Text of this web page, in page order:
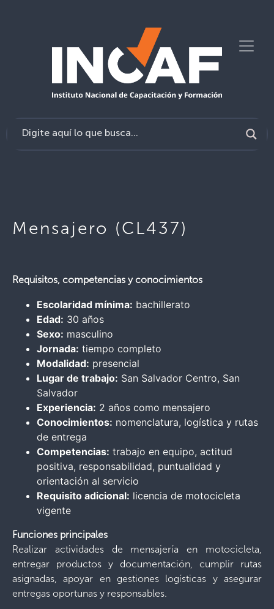
Mensajero (CL437)
Requisitos, competencias y conocimientos
Escolaridad mínima: bachillerato
Edad: 30 años
Sexo: masculino
Jornada: tiempo completo
Modalidad: presencial
Lugar de trabajo: San Salvador Centro, San
Salvador
Experiencia: 2 años como mensajero
Conocimientos: nomenclatura, logística y rutas
de entrega
Competencias: trabajo en equipo, actitud
positiva, responsabilidad, puntualidad y
orientación al servicio
Requisito adicional: licencia de motocicleta
vigente
Funciones principales
Realizar actividades de mensajería en motocicleta,
entregar productos y documentación, cumplir rutas
asignadas, apoyar en gestiones logísticas y asegurar
entregas oportunas y responsables.